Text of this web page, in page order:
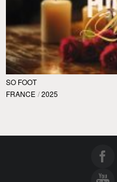
SO FOOT
FRANCE / 2025